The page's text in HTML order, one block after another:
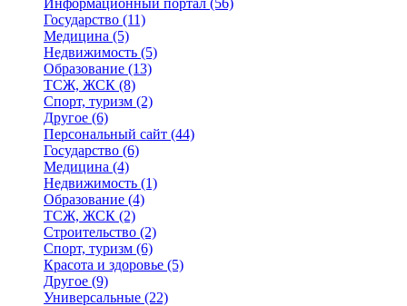
Информационный портал (56)
Государство (11)
Медицина (5)
Недвижимость (5)
Образование (13)
ТСЖ, ЖСК (8)
Спорт, туризм (2)
Другое (6)
Персональный сайт (44)
Государство (6)
Медицина (4)
Недвижимость (1)
Образование (4)
ТСЖ, ЖСК (2)
Строительство (2)
Спорт, туризм (6)
Красота и здоровье (5)
Другое (9)
Универсальные (22)